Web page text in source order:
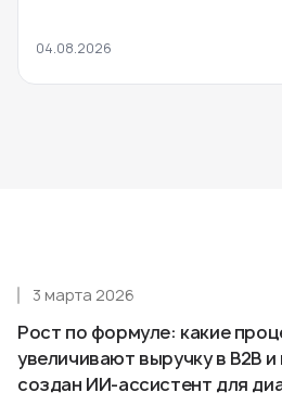
04.08.2026
Рост по формуле: какие
увеличивают выручку в B2B и
создан ИИ-ассистент для
3 марта 2026